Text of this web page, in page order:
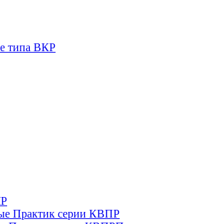
типа ВКР
Практик серии КВПР